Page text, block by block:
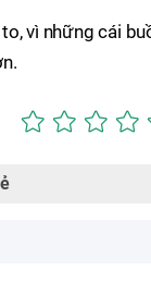
vì những cái